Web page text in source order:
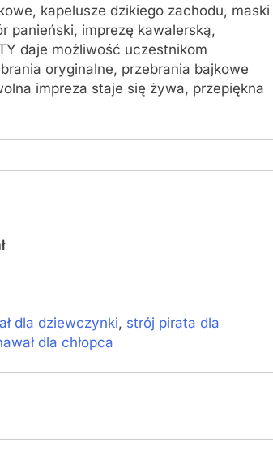
kapelusze dzikiego zachodu, maski
panieński, imprezę kawalerską,
daje możliwość uczestnikom
oryginalne, przebrania bajkowe
impreza staje się żywa, przepiękna
dla dziewczynki, strój pirata dla
dla chłopca